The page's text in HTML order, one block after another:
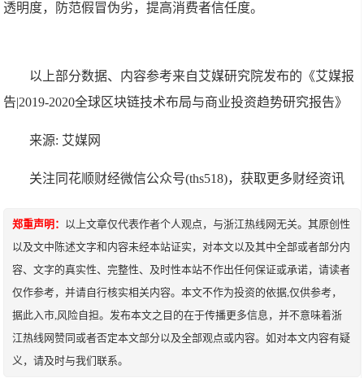
透明度，防范假冒伪劣，提高消费者信任度。
以上部分数据、内容参考来自艾媒研究院发布的《艾媒报
告|2019-2020全球区块链技术布局与商业投资趋势研究报告》
来源: 艾媒网
关注同花顺财经微信公众号(ths518)，获取更多财经资讯
郑重声明： 以上文章仅代表作者个人观点，与浙江热线网无关。其原创性
以及文中陈述文字和内容未经本站证实，对本文以及其中全部或者部分内
容、文字的真实性、完整性、及时性本站不作出任何保证或承诺，请读者
仅作参考，并请自行核实相关内容。本文不作为投资的依据,仅供参考，
据此入市,风险自担。发布本文之目的在于传播更多信息，并不意味着浙
江热线网赞同或者否定本文部分以及全部观点或内容。如对本文内容有疑
义，请及时与我们联系。